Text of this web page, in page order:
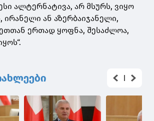
ალტერნატივა, არ მსურს, ვიყო
ირანელი ან აზერბაიჯანელი,
ერთად ყოფნა, შესაძლოა,